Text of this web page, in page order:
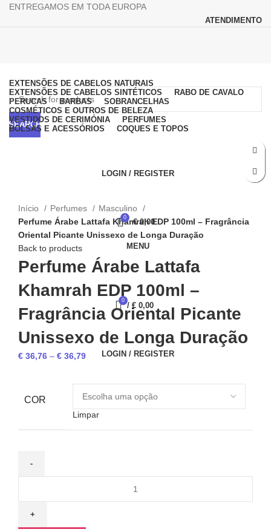
ENTREGAMOS EM TODA EUROPA
ATENDIMENTO
SEARCH
LOGIN / REGISTER
0
€0,00
MENU
0
/ €0,00
LOGIN / REGISTER
EXTENSÕES DE CABELOS NATURAIS
EXTENSÕES DE CABELOS SINTÉTICOS
RABO DE CAVALO
PERUCAS
BARBAS
SOBRANCELHAS
COSMÉTICOS E OUTROS DE BELEZA
VESTIDOS DE CERIMÓNIA
PERFUMES
BOLSAS E ACESSÓRIOS
COQUES E TOPOS
Início
Perfumes
Masculino
Perfume Árabe Lattafa Khamrah EDP 100ml – Fragrância
Oriental Picante Unissexo de Longa Duração
Back to products
Perfume Árabe Lattafa
Khamrah EDP 100ml –
Fragrância Oriental Picante
Unissexo de Longa Duração
€ 36,76 – € 36,79Price
€ 36,76
through
€ 36,79
COR
Limpar